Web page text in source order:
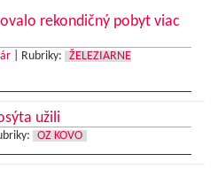
rekondičný pobyt viac
Rubriky:
ŽELEZIARNE
užili
OZ KOVO